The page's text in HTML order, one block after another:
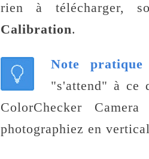
rien à télécharger,
Calibration.
Note
"s'attend" à ce
ColorChecker
photographiez en